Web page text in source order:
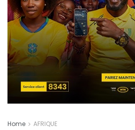
Home AFRIQUE